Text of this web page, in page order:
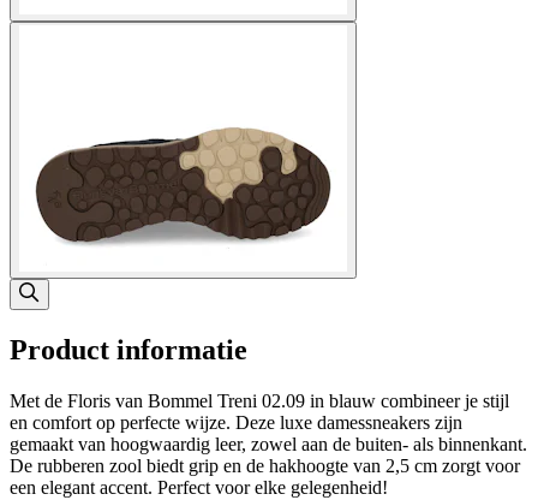
Product informatie
Met de Floris van Bommel Treni 02.09 in blauw combineer je stijl
en comfort op perfecte wijze. Deze luxe damessneakers zijn
gemaakt van hoogwaardig leer, zowel aan de buiten- als binnenkant.
De rubberen zool biedt grip en de hakhoogte van 2,5 cm zorgt voor
een elegant accent. Perfect voor elke gelegenheid!